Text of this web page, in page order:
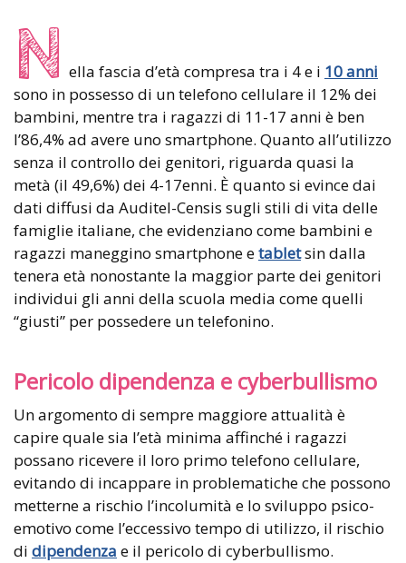
N ella fascia d’età compresa tra i 4 e i 10 anni
sono in possesso di un telefono cellulare il 12% dei
bambini, mentre tra i ragazzi di 11-17 anni è ben
l’86,4% ad avere uno smartphone. Quanto all’utilizzo
senza il controllo dei genitori, riguarda quasi la
metà (il 49,6%) dei 4-17enni. È quanto si evince dai
dati diffusi da Auditel-Censis sugli stili di vita delle
famiglie italiane, che evidenziano come bambini e
ragazzi maneggino smartphone etabletsin dalla
tenera età nonostante la maggior parte dei genitori
individui gli anni della scuola media come quelli
“giusti” per possedere un telefonino.
Pericolo dipendenza e cyberbullismo
Un argomento di sempre maggiore attualità è
capire quale sia l’età minima affinché i ragazzi
possano ricevere il loro primo telefono cellulare,
evitando di incappare in problematiche che possono
metterne a rischio l’incolumità e lo sviluppo psico-
emotivo come l’eccessivo tempo di utilizzo, il rischio
di dipendenza e il pericolo di cyberbullismo.